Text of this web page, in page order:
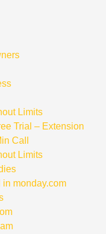
Limits
Trial – Extension
Call
Limits
in monday.com